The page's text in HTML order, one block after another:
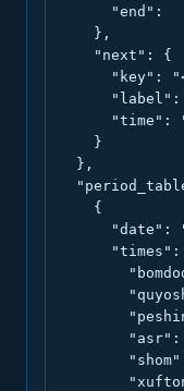
"end":
    },
    "next": {
"key":
"time":
    }
  },
    {
"date":
"times":
"asr":